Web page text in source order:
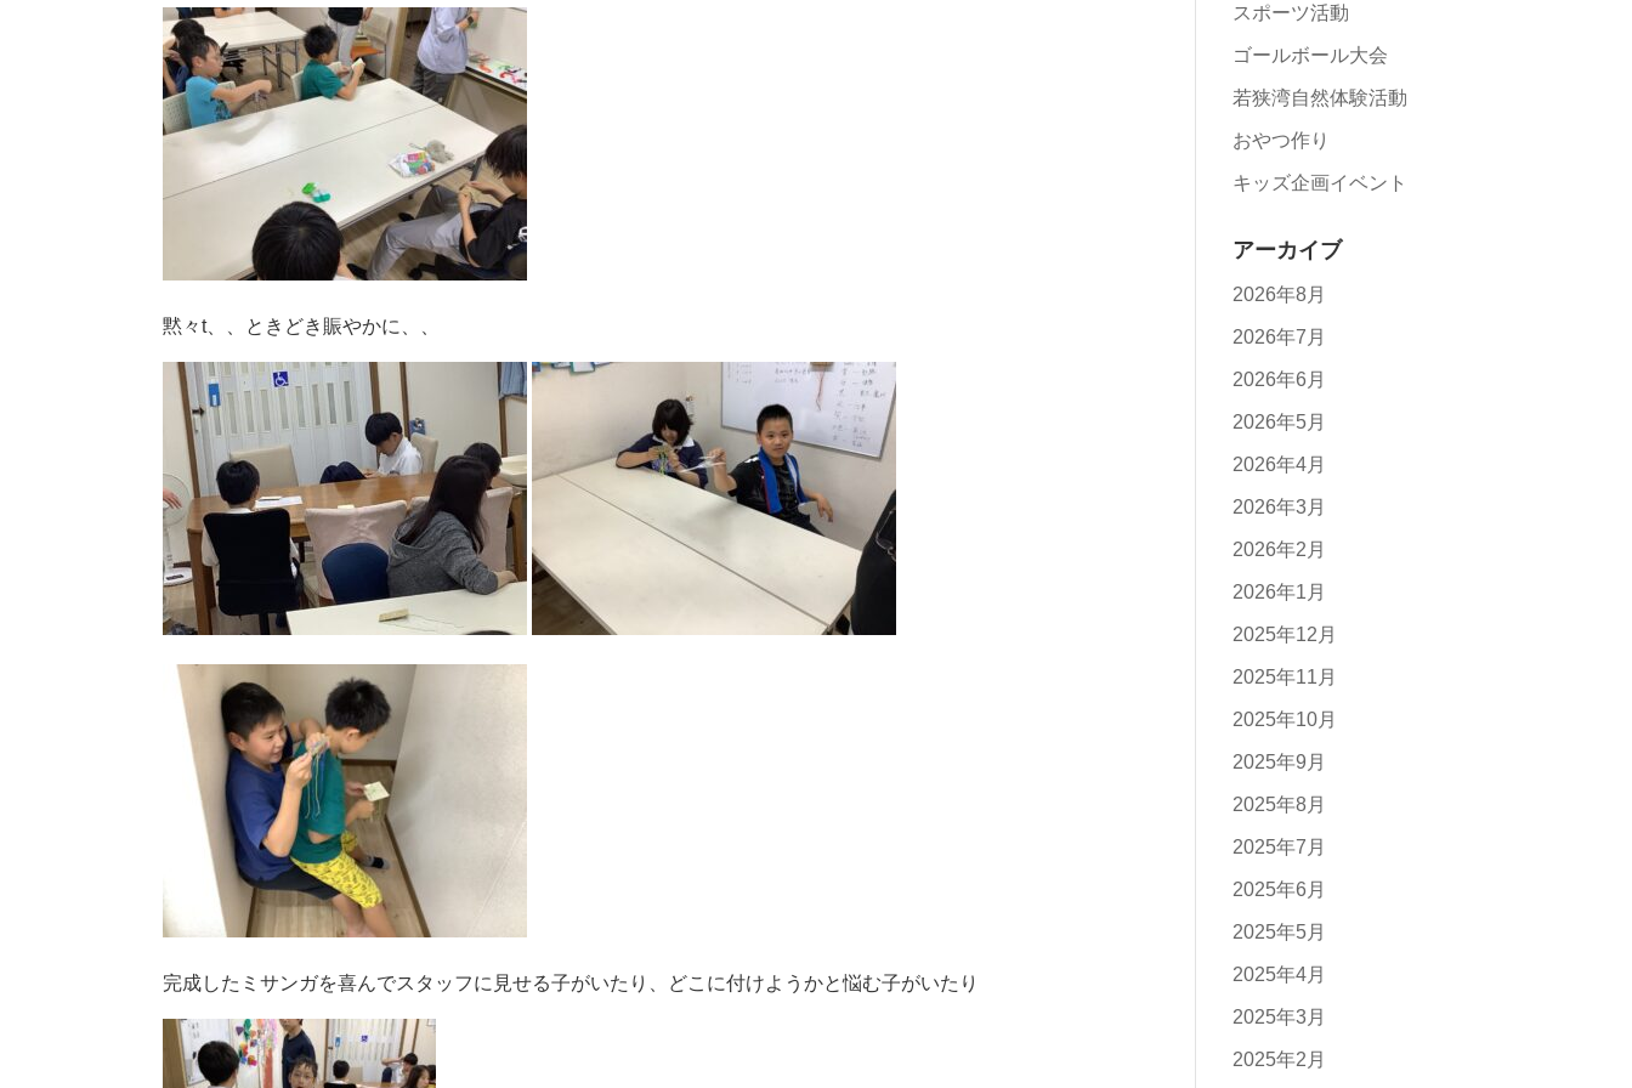
黙々t、、ときどき賑やかに、、
完成したミサンガを喜んでスタッフに見せる子がいたり、どこに付けようかと悩む子がいたり
スポーツ活動
ゴールボール大会
若狭湾自然体験活動
おやつ作り
キッズ企画イベント
アーカイブ
2026年8月
2026年7月
2026年6月
2026年5月
2026年4月
2026年3月
2026年2月
2026年1月
2025年12月
2025年11月
2025年10月
2025年9月
2025年8月
2025年7月
2025年6月
2025年5月
2025年4月
2025年3月
2025年2月